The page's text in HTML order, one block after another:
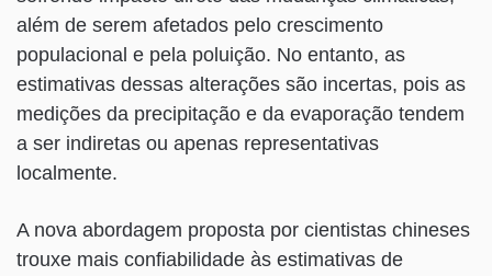
além de serem afetados pelo crescimento
populacional e pela poluição. No entanto, as
estimativas dessas alterações são incertas, pois as
medições da precipitação e da evaporação tendem
a ser indiretas ou apenas representativas
localmente.
A nova abordagem proposta por cientistas chineses
trouxe mais confiabilidade às estimativas de